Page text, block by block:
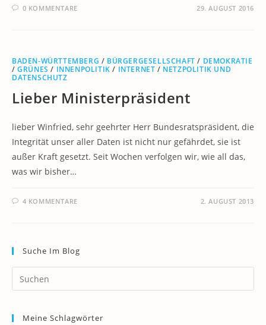
0 KOMMENTARE 29. AUGUST 2016
BADEN-WÜRTTEMBERG / BÜRGERGESELLSCHAFT / DEMOKRATIE
/GRÜNES / INNENPOLITIK / INTERNET / NETZPOLITIK UND
DATENSCHUTZ
Lieber Ministerpräsident
lieber Winfried, sehr geehrter Herr Bundesratspräsident, die
Integrität unser aller Daten ist nicht nur gefährdet, sie ist
außer Kraft gesetzt. Seit Wochen verfolgen wir, wie all das,
was wir bisher…
4 KOMMENTARE 2. AUGUST 2013
Suche Im Blog
Meine Schlagwörter